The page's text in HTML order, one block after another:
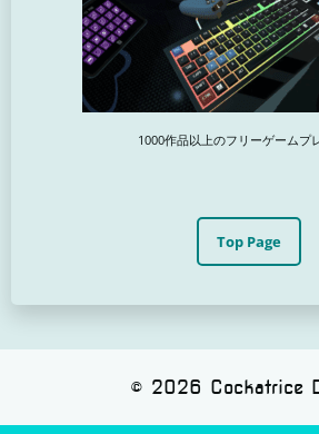
1000作品以上のフリーゲームプ
Top Page
© 2026 Cockatrice